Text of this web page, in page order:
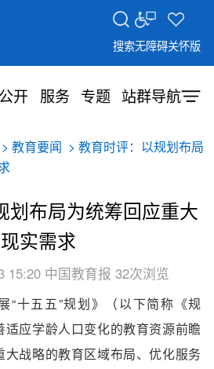
搜索无障碍关怀版
公开 服务 专题 站群导航
> 教育要闻
> 教育时评：以规划布局
划布局为统筹回应重大
现实需求
15:20 中国教育报 32次浏览
“十五五”规划》（以下简称《规
应学龄人口变化的教育资源前瞻
战略的教育区域布局、优化服务